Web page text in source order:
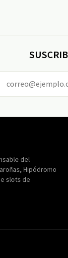
del
Hipódromo
slots de